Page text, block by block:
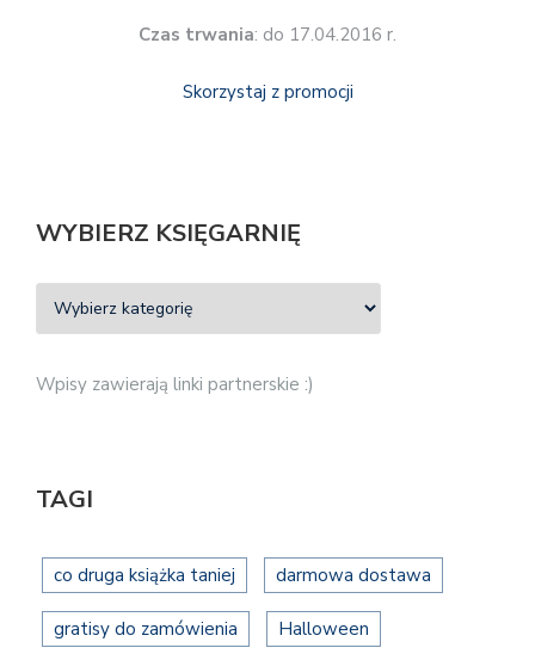
Czas trwania: do 17.04.2016 r.
Skorzystaj z promocji
WYBIERZ KSIĘGARNIĘ
Wpisy zawierają linki partnerskie :)
TAGI
co druga książka taniej darmowa dostawa
gratisy do zamówienia Halloween